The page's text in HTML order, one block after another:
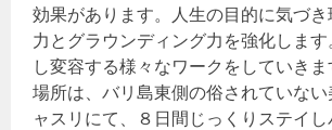
効果があります。人生の目的に気づき
力とグラウンディング力を強化しま
し変容する様々なワークをしていきま
場所は、バリ島東側の俗されていな
ャスリにて、８日間じっくりステイ